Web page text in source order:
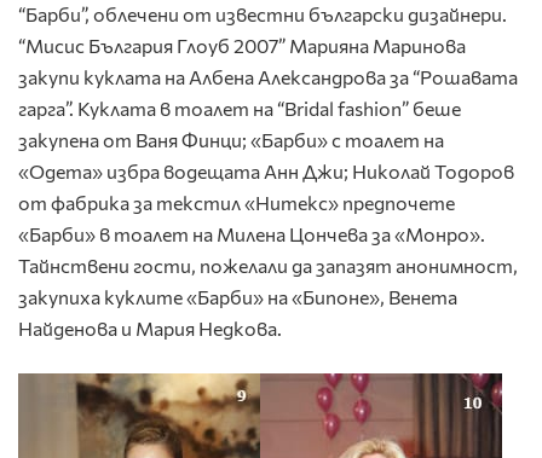
“Барби”, облечени от известни български дизайнери.
“Мисис България Глоуб 2007” Марияна Маринова
закупи куклата на Албена Александрова за “Рошавата
гарга”. Куклата в тоалет на “Bridal fashion” беше
закупена от Ваня Финци; «Барби» с тоалет на
«Одета» избра водещата Анн Джи; Николай Тодоров
от фабрика за текстил «Нитекс» предпочете
«Барби» в тоалет на Милена Цончева за «Монро».
Тайнствени гости, пожелали да запазят анонимност,
закупиха куклите «Барби» на «Бипоне», Венета
Найденова и Мария Недкова.